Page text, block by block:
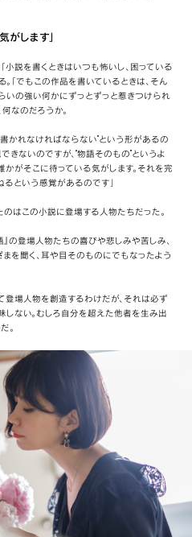
がします」
小説を書くときはいつも怖いし、困っている
「でもこの作品を書いているときは、そん
いの強い何かにずっとずっと惹きつけられ
なのだろうか。
書かれなければならない”という形があるの
きないのですが、“物語そのもの”というよ
かがそこに待っている気がします。それを完
という感覚があるのです」
のはこの小説に登場する人物たちだった。
』の登場人物たちの喜びや悲しみや苦しみ、
を聞く、耳や目そのものにでもなったよう
場人物を創造するわけだが、それは必ず
ない。むしろ自分を超えた他者を生み出
。